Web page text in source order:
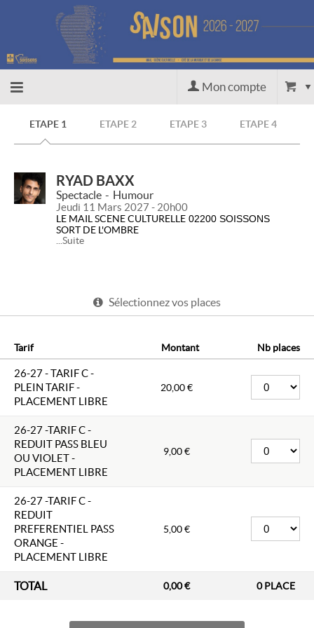
Accueil
Site
Mon compte
ETAPE 1 ETAPE 2 ETAPE 3 ETAPE 4
RYAD BAXX
Spectacle Humour
Jeudi 11 Mars 2027 - 20h00
LE MAIL SCENE CULTURELLE 02200 SOISSONS
SORT DE L'OMBRE
enfin son rêve d'enfant.
Après son rôle marquant de pompier dans «
Scènes de ménages » sur M6,
évasion : la plus lente de l'histoire !
DISTRIBUTION
Auteurs : Ryad Baxx et Eric Théobald
Mise en scène : Eric Théobald
...Suite
Sélectionnez vos places
Tarif Montant Nb places
26-27 - TARIF C -
PLEIN TARIF -
PLACEMENT LIBRE
20,00 €
26-27 -TARIF C -
REDUIT PASS BLEU
OU VIOLET -
PLACEMENT LIBRE
9,00 €
26-27 -TARIF C -
REDUIT
PREFERENTIEL PASS
ORANGE -
PLACEMENT LIBRE
5,00 €
TOTAL 0,00 € 0 PLACE